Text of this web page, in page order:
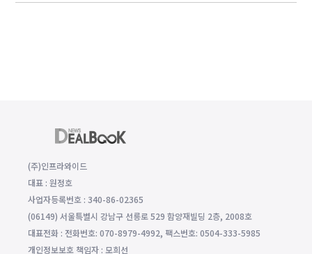
(주)인프라와이드
대표 : 원정호
사업자등록번호 : 340-86-02365
(06149) 서울특별시 강남구 선릉로 529 함양재빌딩 2층, 2008호
대표전화 : 전화번호: 070-8979-4992, 팩스번호: 0504-333-5985
개인정보보호 책임자 : 모희선